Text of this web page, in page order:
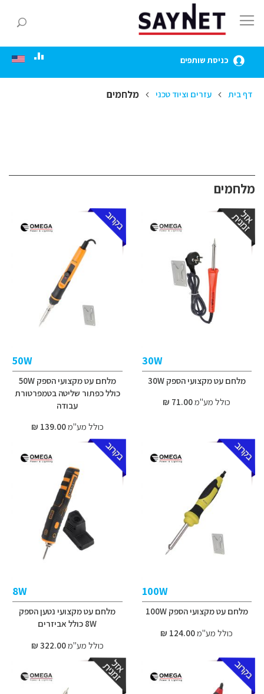
to
Content
כניסת שותפים
דף בית עזרים וציוד טכני מלחמים
מלחמים
30W
מלחם עט מקצועי הספק 30W
כולל מע"מ71.00 ₪
50W
מלחם עט מקצועי הספק 50W
כולל כפתור שליטה בטמפרטורת
עבודה
כולל מע"מ139.00 ₪
100W
מלחם עט מקצועי הספק 100W
כולל מע"מ124.00 ₪
8W
מלחם עט מקצועי נטען הספק
8W כולל אביזרים
כולל מע"מ322.00 ₪